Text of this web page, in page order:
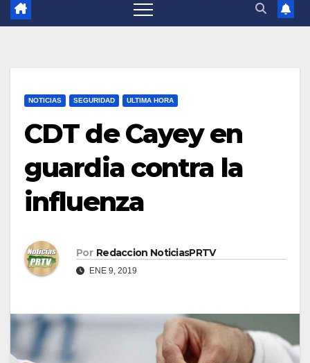
NOTICIAS SEGURIDAD ULTIMA HORA
CDT de Cayey en
guardia contra la
influenza
Por Redaccion NoticiasPRTV
ENE 9, 2019